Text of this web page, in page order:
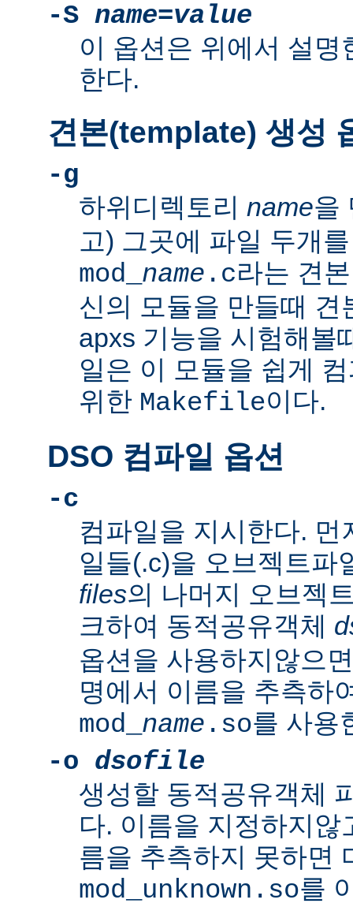
-S name=value
이 옵션은 위에서 설
한다.
견본(template) 생성
-g
하위디렉토리 name을
고) 그곳에 파일 두개
mod_ name .c라는 견
신의 모듈을 만들때 견
apxs 기능을 시험해볼
일은 이 모듈을 쉽게
위한 Makefile이다.
DSO 컴파일 옵션
-c
컴파일을 지시한다.
일들(.c)을 오브젝트파
files의 나머지 오브젝
크하여 동적공유객체
옵션을 사용하지않으
명에서 이름을 추측하
mod_ name .so를 사용
-o dsofile
생성할 동적공유객체
다. 이름을 지정하지
름을 추측하지 못하면
mod_unknown.so를